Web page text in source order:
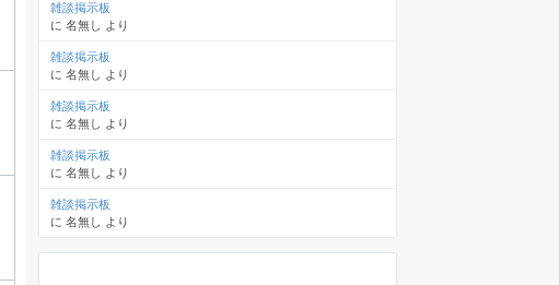
雑談掲示板
に 名無し より
雑談掲示板
に 名無し より
雑談掲示板
に 名無し より
雑談掲示板
に 名無し より
雑談掲示板
に 名無し より